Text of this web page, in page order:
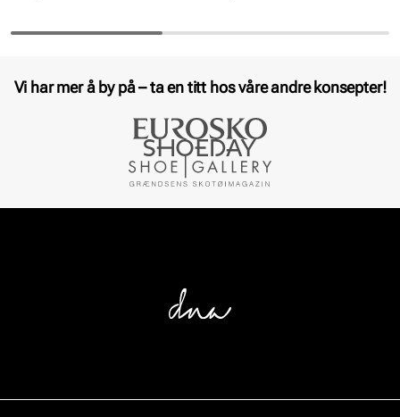
Vi har mer å by på – ta en titt hos våre andre konsepter!